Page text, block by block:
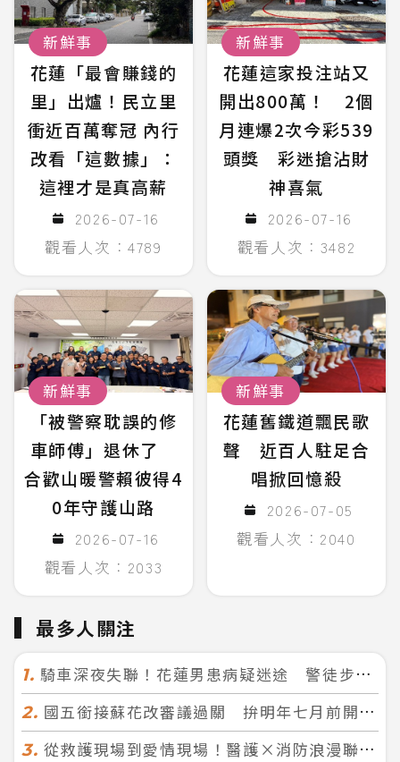
新鮮事
花蓮「最會賺錢的
里」出爐！民立里
衝近百萬奪冠 內行
改看「這數據」：
這裡才是真高薪
2026-07-16
觀看人次：4789
新鮮事
花蓮這家投注站又
開出800萬！ 2個
月連爆2次今彩539
頭獎 彩迷搶沾財
神喜氣
2026-07-16
觀看人次：3482
新鮮事
「被警察耽誤的修
車師傅」退休了
合歡山暖警賴彼得4
0年守護山路
2026-07-16
觀看人次：2033
新鮮事
花蓮舊鐵道飄民歌
聲 近百人駐足合
唱掀回憶殺
2026-07-05
觀看人次：2040
最多人關注
1. 騎車深夜失聯！花蓮男患病疑迷途 警徒步百米急尋救回一命
2. 國五銜接蘇花改審議過關 拚明年七月前開工！台北花蓮2小時生活圈成形
3. 從救護現場到愛情現場！醫護×消防浪漫聯誼 32人配對成功5對